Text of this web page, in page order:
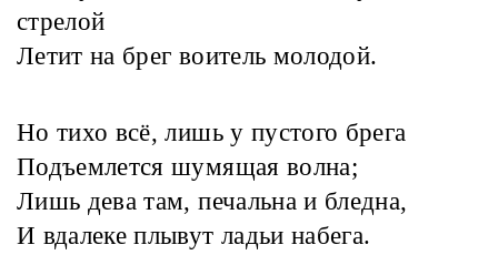
стрелой
Летит на брег воитель молодой.
Но тихо всё, лишь у пустого брега
Подъемлется шумящая волна;
Лишь дева там, печальна и бледна,
И вдалеке плывут ладьи набега.